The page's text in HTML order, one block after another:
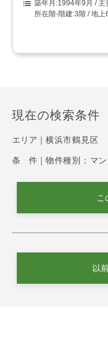
1994年9月
3階 / 地上
現在の検索条件
エリア｜ 横浜市鶴見区
条 件｜ 物件種別：マ
こ
以